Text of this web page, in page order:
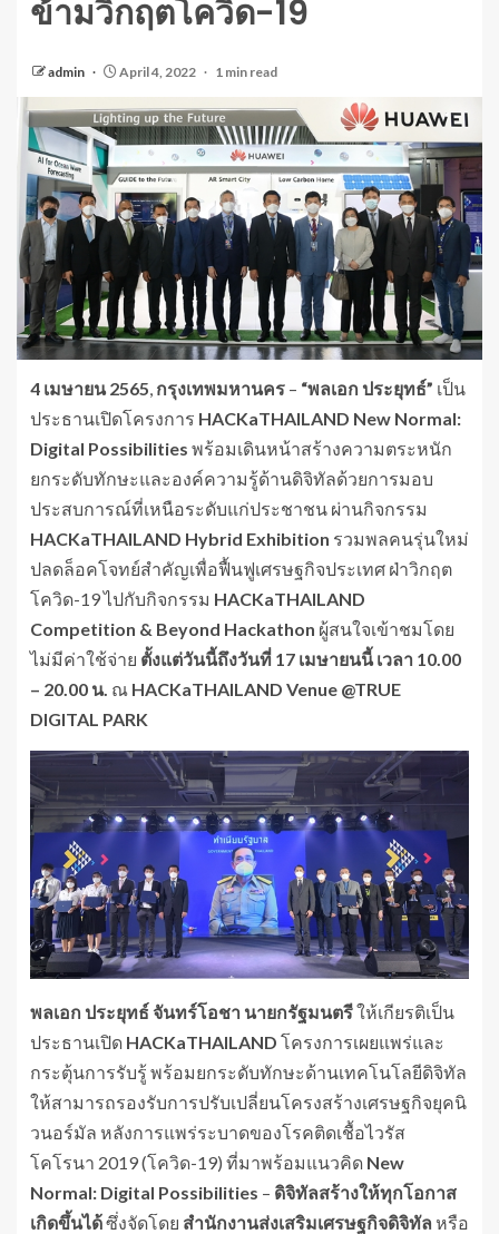
ข้ามวิกฤตโควิด-19
admin April 4, 2022 1 min read
4 เมษายน 2565, กรุงเทพมหานคร – “พลเอก ประยุทธ์” เป็น
ประธานเปิดโครงการ HACKaTHAILAND New Normal:
Digital Possibilities พร้อมเดินหน้าสร้างความตระหนัก
ยกระดับทักษะและองค์ความรู้ด้านดิจิทัลด้วยการมอบ
ประสบการณ์ที่เหนือระดับแก่ประชาชน ผ่านกิจกรรม
HACKaTHAILAND Hybrid Exhibition รวมพลคนรุ่นใหม่
ปลดล็อคโจทย์สำคัญเพื่อฟื้นฟูเศรษฐกิจประเทศ ฝ่าวิกฤต
โควิด-19 ไปกับกิจกรรม HACKaTHAILAND
Competition & Beyond Hackathon ผู้สนใจเข้าชมโดย
ไม่มีค่าใช้จ่าย ตั้งแต่วันนี้ถึงวันที่ 17 เมษายนนี้ เวลา 10.00
– 20.00 น. ณ HACKaTHAILAND Venue @TRUE
DIGITAL PARK
พลเอก ประยุทธ์จันทร์โอชา นายกรัฐมนตรีให้เกียรติเป็น
ประธานเปิด HACKaTHAILAND โครงการเผยแพร่และ
กระตุ้นการรับรู้ พร้อมยกระดับทักษะด้านเทคโนโลยีดิจิทัล
ให้สามารถรองรับการปรับเปลี่ยนโครงสร้างเศรษฐกิจยุคนิ
วนอร์มัล หลังการแพร่ระบาดของโรคติดเชื้อไวรัส
โคโรนา 2019 (โควิด-19) ที่มาพร้อมแนวคิด New
Normal: Digital Possibilities – ดิจิทัลสร้างให้ทุกโอกาส
เกิดขึ้นได้ซึ่งจัดโดย สำนักงานส่งเสริมเศรษฐกิจดิจิทัล หรือ